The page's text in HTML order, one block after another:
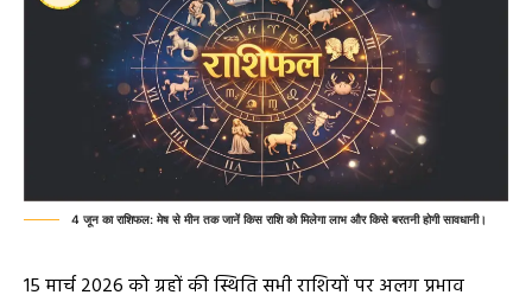
4 जून का राशिफल: मेष से मीन तक जानें किस राशि को मिलेगा लाभ और किसे बरतनी होगी सावधानी।
15 मार्च 2026 को ग्रहों की स्थिति सभी राशियों पर अलग प्रभाव